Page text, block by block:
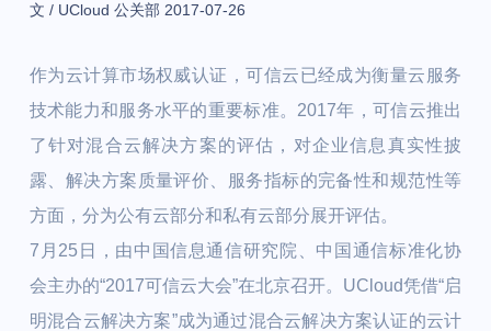
文 / UCloud 公关部 2017-07-26
作为云计算市场权威认证，可信云已经成为衡量云服务
技术能力和服务水平的重要标准。2017年，可信云推出
了针对混合云解决方案的评估，对企业信息真实性披
露、解决方案质量评价、服务指标的完备性和规范性等
方面，分为公有云部分和私有云部分展开评估。
7月25日，由中国信息通信研究院、中国通信标准化协
会主办的“2017可信云大会”在北京召开。UCloud凭借“启
明混合云解决方案”成为通过混合云解决方案认证的云计